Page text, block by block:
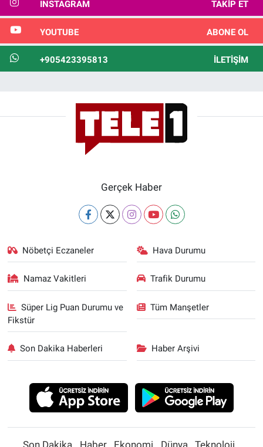
INSTAGRAM TAKIP ET
YOUTUBE ABONE OL
+905423395813 İLETIŞIM
Gerçek Haber
Nöbetçi Eczaneler Hava Durumu
Namaz Vakitleri Trafik Durumu
Süper Lig Puan Durumu ve
Fikstür
Tüm Manşetler
Son Dakika Haberleri Haber Arşivi